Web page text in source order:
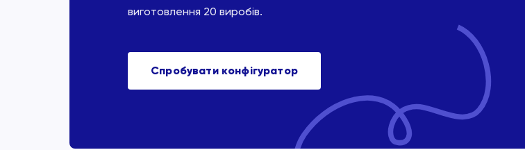
виготовлення 20 виробів.
Спробувати конфігуратор